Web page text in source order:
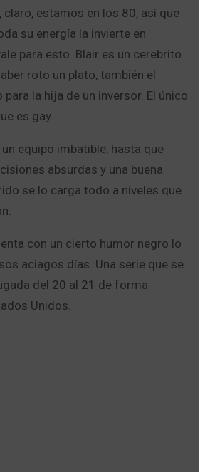
claro, estamos en los 80, así que
su energía la invierte en
para esto. Blair es un cerebrito
roto un plato, también el
la hija de un inversor. El único
es gay.
equipo imbatible, hasta que
absurdas y una buena
se lo carga todo a niveles que
con un cierto humor negro lo
aciagos días. Una serie que se
del 20 al 21 de forma
Unidos.